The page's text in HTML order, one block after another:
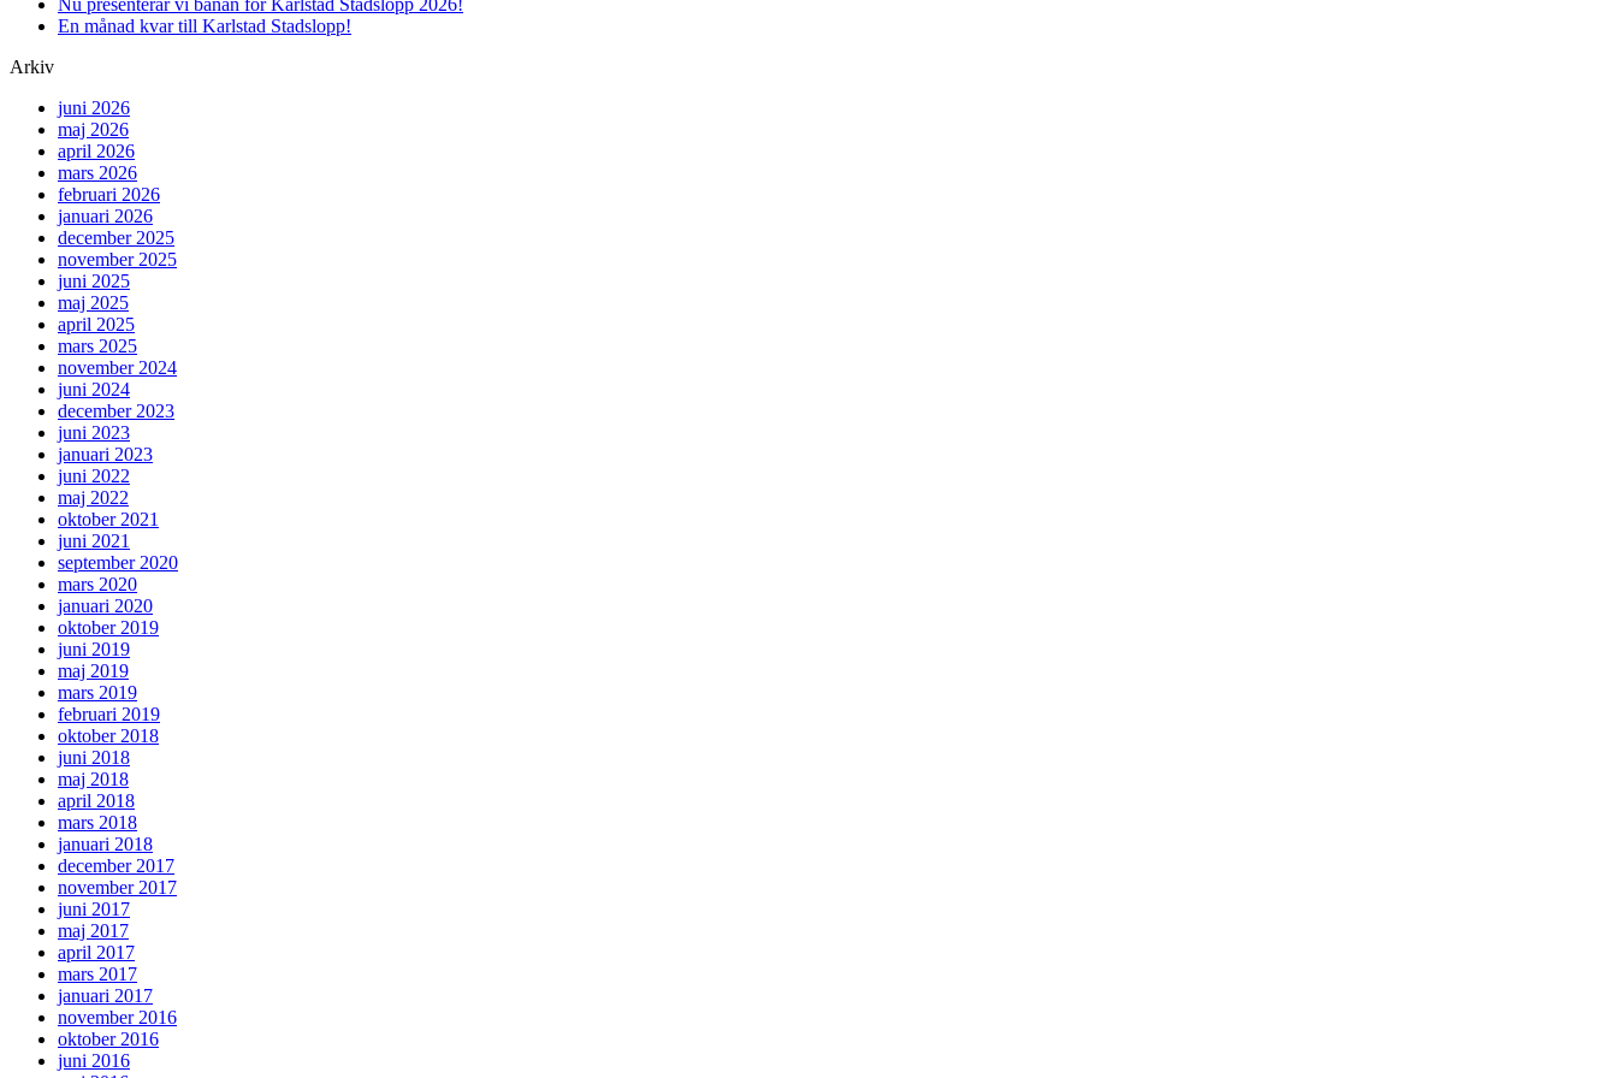
Nu presenterar vi banan för Karlstad Stadslopp 2026!
En månad kvar till Karlstad Stadslopp!
Arkiv
juni 2026
maj 2026
april 2026
mars 2026
februari 2026
januari 2026
december 2025
november 2025
juni 2025
maj 2025
april 2025
mars 2025
november 2024
juni 2024
december 2023
juni 2023
januari 2023
juni 2022
maj 2022
oktober 2021
juni 2021
september 2020
mars 2020
januari 2020
oktober 2019
juni 2019
maj 2019
mars 2019
februari 2019
oktober 2018
juni 2018
maj 2018
april 2018
mars 2018
januari 2018
december 2017
november 2017
juni 2017
maj 2017
april 2017
mars 2017
januari 2017
november 2016
oktober 2016
juni 2016